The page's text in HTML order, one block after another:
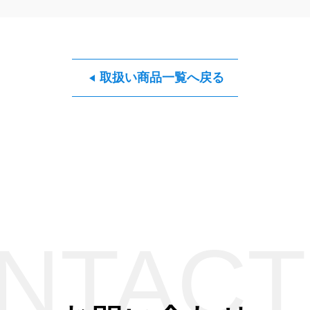
取扱い商品一覧へ戻る